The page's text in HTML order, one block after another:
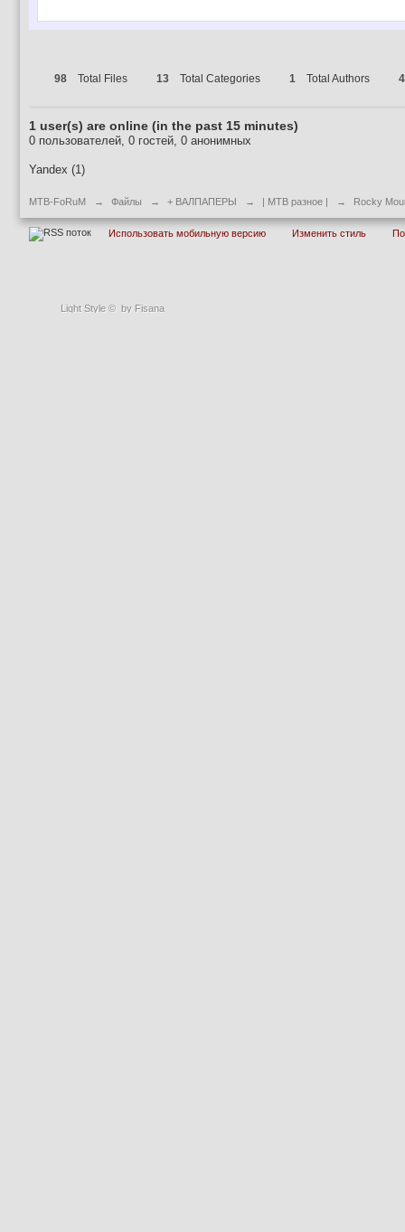
Light Style © by Fisana
98 Total Files 13 Total Categories 1 Total Authors
1 user(s) are online (in the past 15 minutes)
0 пользователей, 0 гостей, 0 анонимных
Yandex (1)
MTB-FoRuM → Файлы → + ВАЛПАПЕРЫ → | MTB разное | → Rocky
Использовать мобильную версию Изменить стиль